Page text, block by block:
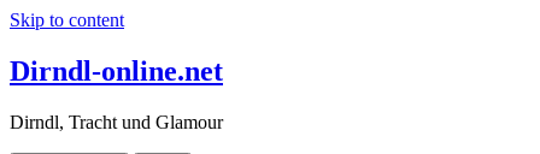
Skip to content
Dirndl-online.net
Dirndl, Tracht und Glamour